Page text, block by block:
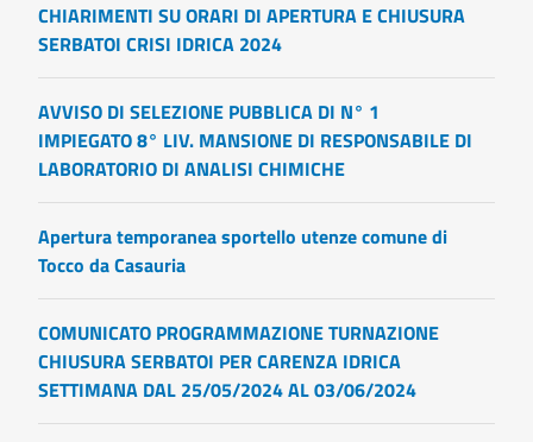
CHIARIMENTI SU ORARI DI APERTURA E CHIUSURA
SERBATOI CRISI IDRICA 2024
AVVISO DI SELEZIONE PUBBLICA DI N° 1
IMPIEGATO 8° LIV. MANSIONE DI RESPONSABILE DI
LABORATORIO DI ANALISI CHIMICHE
Apertura temporanea sportello utenze comune di
Tocco da Casauria
COMUNICATO PROGRAMMAZIONE TURNAZIONE
CHIUSURA SERBATOI PER CARENZA IDRICA
SETTIMANA DAL 25/05/2024 AL 03/06/2024